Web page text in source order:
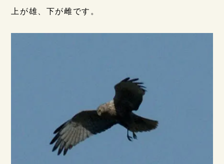
上が雄、下が雌です。